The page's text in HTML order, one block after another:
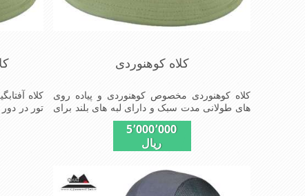
کلاه کوهنوردی
کلاه کوهنوردی مخصوص کوهنوردی و پیاده روی
های طولانی مدت سبک و دارای لبه های بلند برای
جلو گیری بیشتر از تابش نور خورشید بر صورت تا
5٬000٬000
ریال
کلاه
تور در
سر در